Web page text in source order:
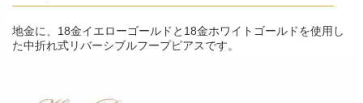
地金に、18金イエローゴールドと18金ホワイトゴールドを使用し
た中折れ式リバーシブルフープピアスです。